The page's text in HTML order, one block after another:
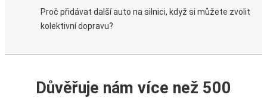
Proč přidávat další auto na silnici, když si můžete zvolit
kolektivní dopravu?
Důvěřuje nám více než 500